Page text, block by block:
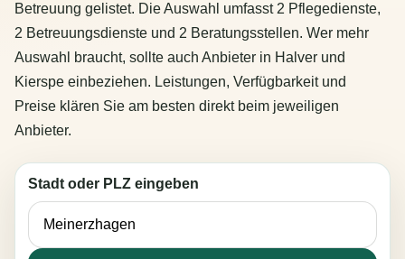
Betreuung gelistet. Die Auswahl umfasst 2 Pflegedienste,
2 Betreuungsdienste und 2 Beratungsstellen. Wer mehr
Auswahl braucht, sollte auch Anbieter in Halver und
Kierspe einbeziehen. Leistungen, Verfügbarkeit und
Preise klären Sie am besten direkt beim jeweiligen
Anbieter.
Stadt oder PLZ eingeben